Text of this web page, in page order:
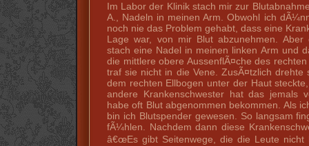
Im Labor der Klinik stach mir zur
A., Nadeln in meinen Arm. Obwohl ich
noch nie das Problem gehabt, dass eine
Lage war, von mir Blut abzunehmen. Aber
stach eine Nadel in meinen linken Arm und
die mittlere obere AussenflÃ¤che des
traf sie nicht in die Vene. ZusÃ¤tzlich drehte
dem rechten Ellbogen unter der Haut
andere Krankenschwester hat das jemals
habe oft Blut abgenommen bekommen. Als
bin ich Blutspender gewesen. So langsam
fÃ¼hlen. Nachdem dann diese
â€œEs gibt Seitenwege, die die Leute nicht